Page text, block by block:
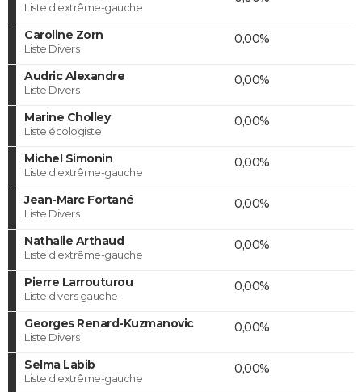
Liste d'extrême-gauche
Caroline Zorn
Liste Divers
0,00%
Audric Alexandre
Liste Divers
0,00%
Marine Cholley
Liste écologiste
0,00%
Michel Simonin
Liste d'extrême-gauche
0,00%
Jean-Marc Fortané
Liste Divers
0,00%
Nathalie Arthaud
Liste d'extrême-gauche
0,00%
Pierre Larrouturou
Liste divers gauche
0,00%
Georges Renard-Kuzmanovic
Liste Divers
0,00%
Selma Labib
Liste d'extrême-gauche
0,00%